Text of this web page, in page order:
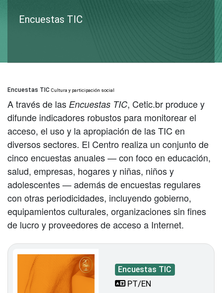
Encuestas TIC
Encuestas TIC Cultura y participación social
A través de las Encuestas TIC, Cetic.br produce y
difunde indicadores robustos para monitorear el
acceso, el uso y la apropiación de las TIC en
diversos sectores. El Centro realiza un conjunto de
cinco encuestas anuales — con foco en educación,
salud, empresas, hogares y niñas, niños y
adolescentes — además de encuestas regulares
con otras periodicidades, incluyendo gobierno,
equipamientos culturales, organizaciones sin fines
de lucro y proveedores de acceso a Internet.
Encuestas TIC
PT/EN